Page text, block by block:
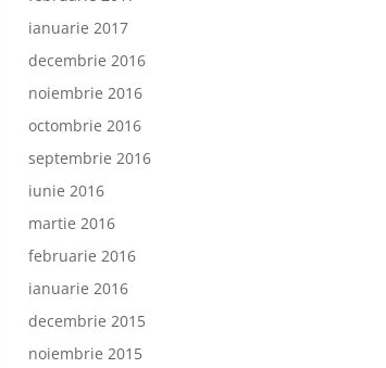
ianuarie 2017
decembrie 2016
noiembrie 2016
octombrie 2016
septembrie 2016
iunie 2016
martie 2016
februarie 2016
ianuarie 2016
decembrie 2015
noiembrie 2015